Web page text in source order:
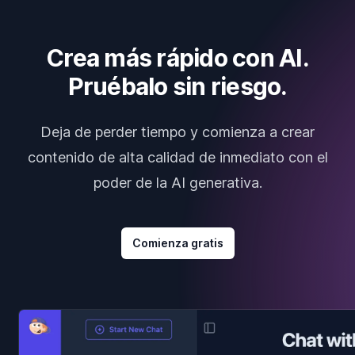
Crea más rápido con AI.
Pruébalo sin riesgo.
Deja de perder tiempo y comienza a crear
contenido de alta calidad de inmediato con el
poder de la AI generativa.
Comienza gratis